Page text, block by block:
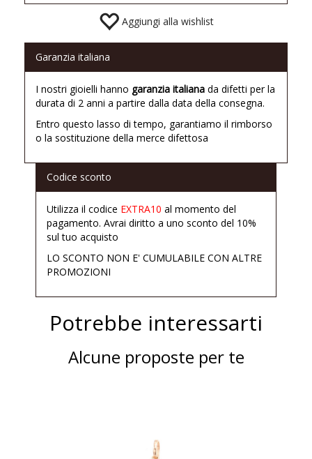
Aggiungi alla wishlist
Garanzia italiana
I nostri gioielli hanno garanzia italiana da difetti per la
durata di 2 anni a partire dalla data della consegna.
Entro questo lasso di tempo, garantiamo il rimborso
o la sostituzione della merce difettosa
Codice sconto
Utilizza il codice EXTRA10 al momento del
pagamento. Avrai diritto a uno sconto del 10%
sul tuo acquisto
LO SCONTO NON E' CUMULABILE CON ALTRE
PROMOZIONI
Potrebbe interessarti
Alcune proposte per te